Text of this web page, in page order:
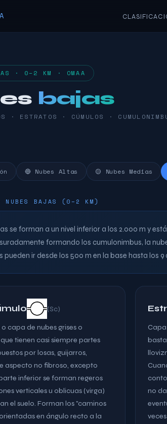
· 0–2 KM · OMAA
bajas
· ESTRATOS · CÚMULOS ·
🔵 Nubes Altas 🟡 Nubes Medias
NUBES BAJAS (0–2 KM)
se forman a un nivel inferior a los 2.000 m y
formando los cumulonimbus, la
pueden ir desde los 500 m en la base hasta los 9
(Sc)
capa de nubes grises o
tienen casi siempre partes
por losas, guijarros,
aspecto no fibroso, excepto
inferior se forman regeros
verticales u oblicuas (virga)
el suelo. Forman los "caminos
en ángulo recto a la
no